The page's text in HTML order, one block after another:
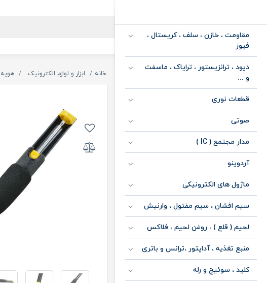
مقاومت ، خازن ، سلف ، کریستال ،
فیوز
دیود ، ترانزیستور ، ترایاک ، ماسفت
و ...
قطعات نوری
صوتی
مدار مجتمع ( IC )
آردوینو
ماژول های الکترونیکی
سیم افشان ، سیم مفتول ، وارنیش
لحیم ( قلع ) ، روغن لحیم ، فلاکس
منبع تغذیه ، آداپتور ،ترانس و باتری
کلید ، سوئیچ و رله
خانه ابزار و لوازم الکترونیک